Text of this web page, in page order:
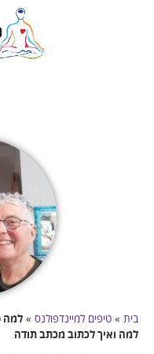
בית » טיפים למיינדפולנס » למה
למה ואיך לכתוב מכתב תודה